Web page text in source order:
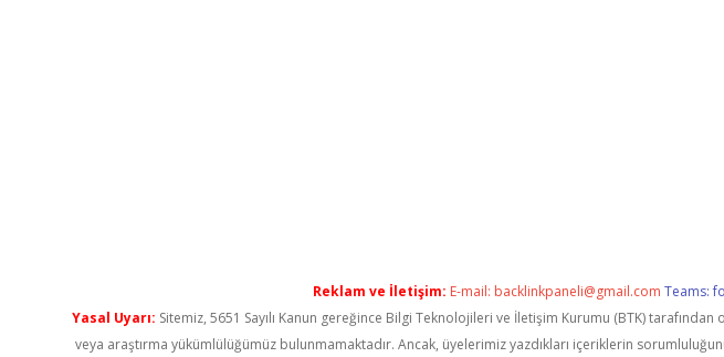
Reklam ve İletişim: E-mail: backlinkpaneli@gmail.com Teams:
Yasal Uyarı: Sitemiz, 5651 Sayılı Kanun gereğince Bilgi Teknolojileri ve İletişim Kurumu (BTK)
veya araştırma yükümlülüğümüz bulunmamaktadır. Ancak, üyelerimiz yazdıkları içeriklerin